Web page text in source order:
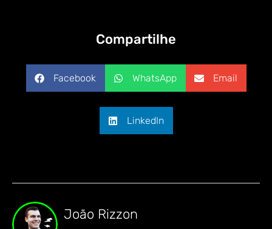
Compartilhe
Facebook WhatsApp Email
LinkedIn
João Rizzon